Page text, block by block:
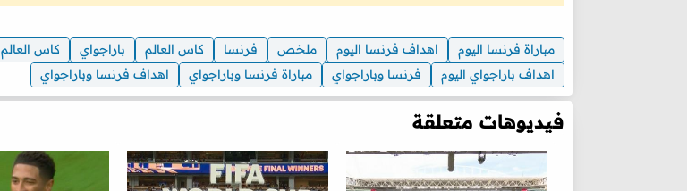
مباراة فرنسا اليوم اهداف فرنسا اليوم ملخص فرنسا كاس العالم باراجواي
كاس العالم 2026
اهداف باراجواي اليوم
فرنسا وباراجواي مباراة فرنسا وباراجواي اهداف فرنسا وباراجواي
فيديوهات متعلقة